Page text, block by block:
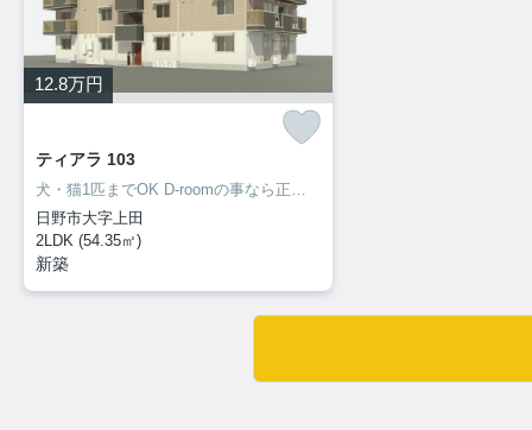
12.8万円
ティアラ 103
犬・猫1匹までOK D-roomの事なら正規代理店の当社に！ご来店・お問い合わせをお待ちしてます♪♪
日野市大字上田
2LDK (54.35㎡)
新築